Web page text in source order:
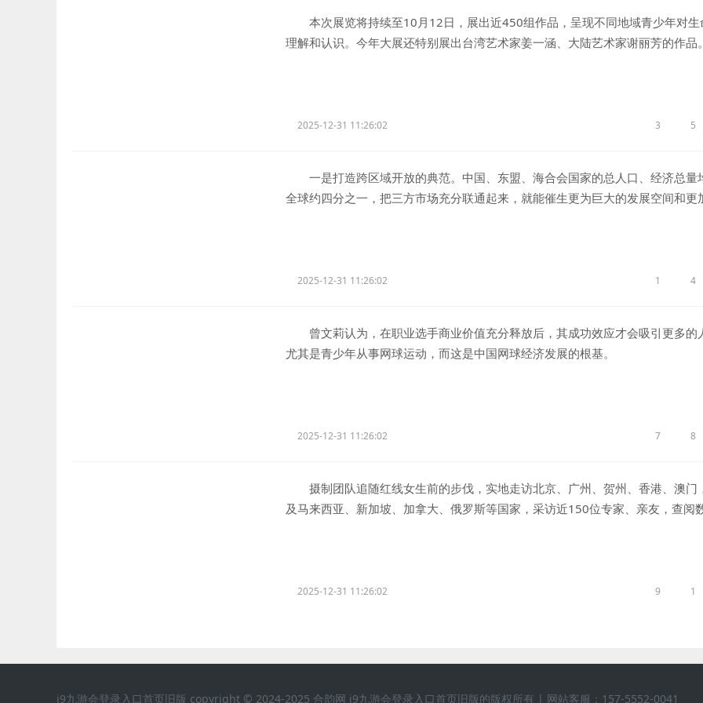
本次展览将持续至10月12日，展出近450组作品，呈现不同地域青少年对生
理解和认识。今年大展还特别展出台湾艺术家姜一涵、大陆艺术家谢丽芳的作品。
2025-12-31 11:26:02 3 5
一是打造跨区域开放的典范。中国、东盟、海合会国家的总人口、经济总量
全球约四分之一，把三方市场充分联通起来，就能催生更为巨大的发展空间和更
大市场，充分释放开放发展的强大效能。
2025-12-31 11:26:02 1 4
曾文莉认为，在职业选手商业价值充分释放后，其成功效应才会吸引更多的
尤其是青少年从事网球运动，而这是中国网球经济发展的根基。
2025-12-31 11:26:02 7 8
摄制团队追随红线女生前的步伐，实地走访北京、广州、贺州、香港、澳门
及马来西亚、新加坡、加拿大、俄罗斯等国家，采访近150位专家、亲友，查阅
2025-12-31 11:26:02 9 1
j9九游会登录入口首页旧版 copyright © 2024-2025 合韵网 j9九游会登录入口首页旧版的版权所有 | 网站客服：157-5552-0041